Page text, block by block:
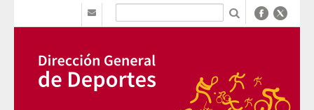
Zum Inhalt wechseln